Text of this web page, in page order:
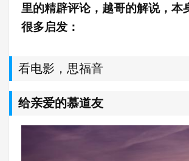
里的精辟评论，越哥的解说，本
很多启发：
看电影，思福音
给亲爱的慕道友